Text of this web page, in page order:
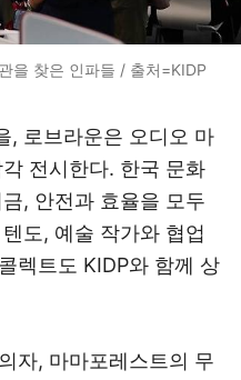
을 찾은 인파들 / 출처=KIDP
, 로브라운은 오디오 마
전시한다. 한국 문화
, 안전과 효율을 모두
도, 예술 작가와 협업
렉트도 KIDP와 함께 상
자, 마마포레스트의 무